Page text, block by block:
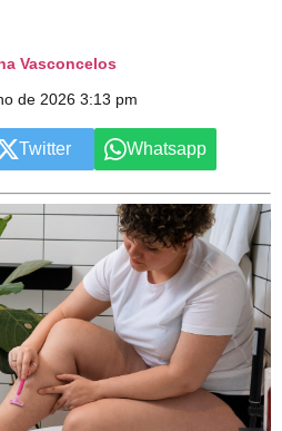
Vasconcelos
de 2026 3:13 pm
Twitter Whatsapp